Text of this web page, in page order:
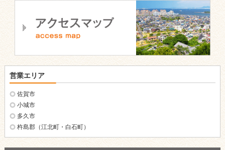
営業エリア
佐賀市
小城市
多久市
杵島郡（江北町・白石町）